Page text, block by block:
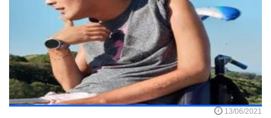
13/06/2021